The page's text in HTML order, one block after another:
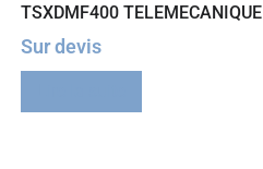
TSXDMF400 TELEMECANIQUE
Sur devis